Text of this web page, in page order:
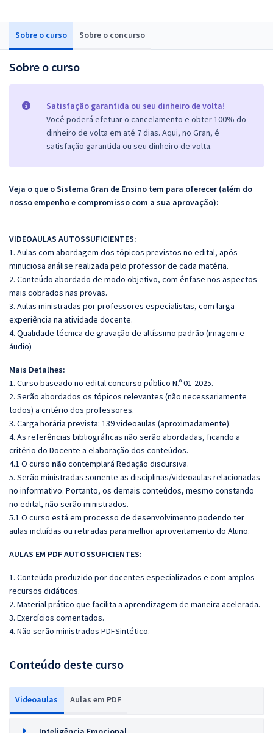
Sobre o curso Sobre o concurso
Sobre o curso
Satisfação garantida ou seu dinheiro de volta!
Você poderá efetuar o cancelamento e obter 100% do
dinheiro de volta em até 7 dias. Aqui, no Gran, é
satisfação garantida ou seu dinheiro de volta.
Veja o que o Sistema Gran de Ensino tem para oferecer (além do
nosso empenho e compromisso com a sua aprovação):
VIDEOAULAS AUTOSSUFICIENTES:
1. Aulas com abordagem dos tópicos previstos no edital, após
minuciosa análise realizada pelo professor de cada matéria.
2. Conteúdo abordado de modo objetivo, com ênfase nos aspectos
mais cobrados nas provas.
3. Aulas ministradas por professores especialistas, com larga
experiência na atividade docente.
4. Qualidade técnica de gravação de altíssimo padrão (imagem e
áudio)
Mais Detalhes:
1. Curso baseado no edital concurso público N.º 01-2025.
2. Serão abordados os tópicos relevantes (não necessariamente
todos) a critério dos professores.
3. Carga horária prevista: 139 videoaulas (aproximadamente).
4. As referências bibliográficas não serão abordadas, ficando a
critério do Docente a elaboração dos conteúdos.
4.1 O curso nãocontemplará Redação discursiva.
5. Serão ministradas somente as disciplinas/videoaulas relacionadas
no informativo. Portanto, os demais conteúdos, mesmo constando
no edital, não serão ministrados.
5.1 O curso está em processo de desenvolvimento podendo ter
aulas incluídas ou retiradas para melhor aproveitamento do Aluno.
AULAS EM PDF AUTOSSUFICIENTES:
1. Conteúdo produzido por docentes especializados e com amplos
recursos didáticos.
2. Material prático que facilita a aprendizagem de maneira acelerada.
3. Exercícios comentados.
4. Não serão ministrados PDFSintético.
Conteúdo deste curso
Videoaulas Aulas em PDF